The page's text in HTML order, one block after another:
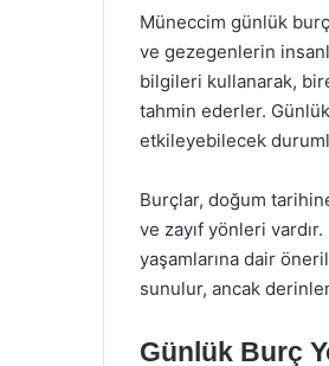
Müneccim günlük
ve gezegenlerin
bilgileri kullanarak,
tahmin ederler.
etkileyebilecek
Burçlar, doğum
ve zayıf yönleri
yaşamlarına dair
sunulur, ancak
Günlük Burç